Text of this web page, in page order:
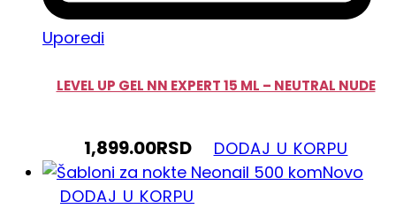
Uporedi
LEVEL UP GEL NN EXPERT 15 ML – NEUTRAL NUDE
1,899.00RSD
DODAJ U KORPU
Novo
DODAJ U KORPU